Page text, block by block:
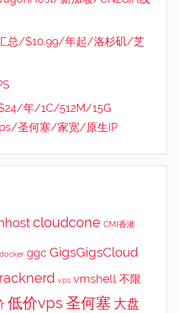
总/$10.99/年起/洛杉矶/芝
年/1C/512M/15G
圣何塞/家宽/原生IP
cloudcone CMI香港
docker ggc GigsGigsCloud
racknerd v.ps vmshell 不限
低价vps 圣何塞 大盘